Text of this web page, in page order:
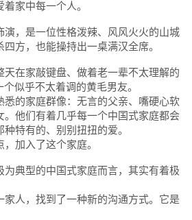
家中每一个人。
演，是一位性格泼辣、风风火火的山城
方，也能操持出一桌满汉全席。
天在家敲键盘、做着老一辈不太理解的
似乎不太着调的黄毛男友。
悉的家庭群像：无言的父亲、嘴硬心软
。他们有着几乎每一个中国式家庭都会
特有的、别别扭扭的爱。
加入了这个家庭。
为典型的中国式家庭而言，其实有着极
家人，找到了一种新的沟通方式。它是